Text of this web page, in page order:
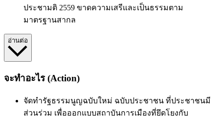
ประชามติ 2559 ขาดความเสรีและเป็นธรรมตาม
มาตรฐานสากล
อ่านต่อ
จะทำอะไร (Action)
จัดทำรัฐธรรมนูญฉบับใหม่ ฉบับประชาชน ที่ประชาชนมี
ส่วนร่วม เพื่อออกแบบสถาบันการเมืองที่ยึดโยงกับ